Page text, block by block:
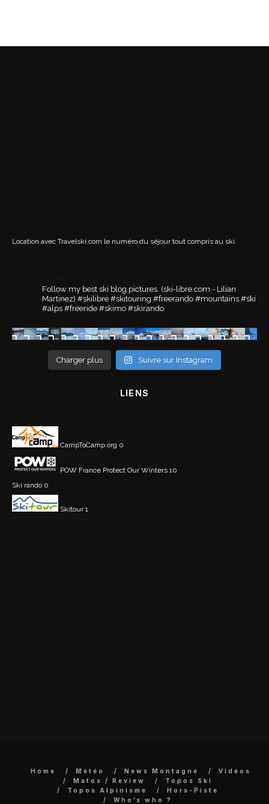
Location avec Travelski.com le numéro du séjour tout compris au ski.
Follow my best ski blog pictures. (ski-libre.com - Lilian
Martinez) #skilibre #skitouring #freerando #mountains #ski
#alps #freeride #skimo #skirando
Charger plus Suivre sur Instagram
LIENS
CampToCamp.org 0
POW France Protect Our Winters 10
Ski rando 0
Skitour1
Home Météo News Montagne
Vidéos
Matos / Review
Topos Ski
Topos Alpinisme
Hors-Piste
Who’s who ?